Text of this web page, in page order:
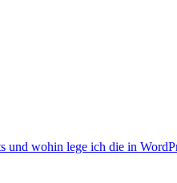
und wohin lege ich die in